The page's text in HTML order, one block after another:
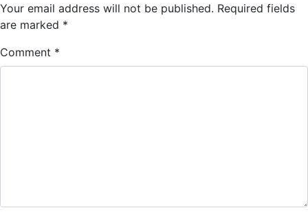
Your email address will not be published. Required fields
are marked *
Comment *